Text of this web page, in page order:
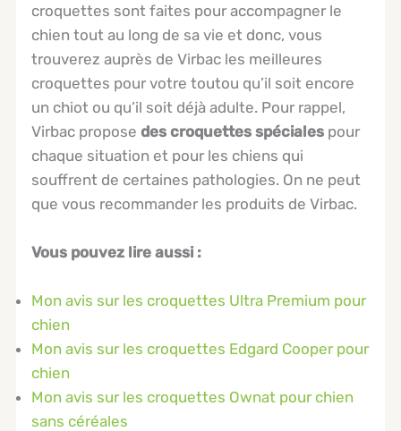
croquettes sont faites pour accompagner le
chien tout au long de sa vie et donc, vous
trouverez auprès de Virbac les meilleures
croquettes pour votre toutou qu’il soit encore
un chiot ou qu’il soit déjà adulte. Pour rappel,
Virbac proposedes croquettes spéciales pour
chaque situation et pour les chiens qui
souffrent de certaines pathologies. On ne peut
que vous recommander les produits de Virbac.
Vous pouvez lire aussi :
Mon avis sur les croquettes Ultra Premium pour
chien
Mon avis sur les croquettes Edgard Cooper pour
chien
Mon avis sur les croquettes Ownat pour chien
sans céréales